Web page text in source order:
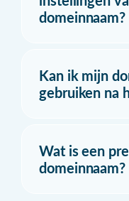
domeinnaam?
Kan ik mijn
gebruiken na
Wat is een
domeinnaam?